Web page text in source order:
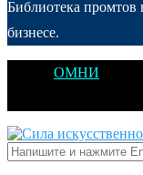
Библиотека промтов
бизнесе.
ОМНИ